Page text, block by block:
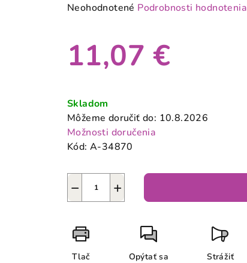
Priemerné
je
0,0
hviezdičiek.
Neohodnotené Podrobnosti hodnotenia
11,07 €
cena:
Skladom
Môžeme doručiť do: 10.8.2026
Možnosti doručenia
Kód: A-34870
+
−
Tlač Opýtať sa Strážiť